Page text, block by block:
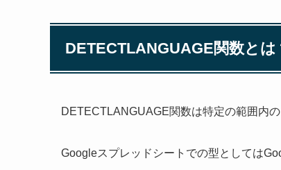
DETECTLANGUAGE関数とは
DETECTLANGUAGE関数は特定の範囲内
Googleスプレッドシートでの型としては